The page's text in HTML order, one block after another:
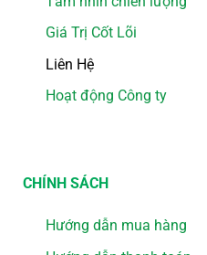
Giá Trị Cốt Lõi
Liên Hệ
Hoạt động Công ty
CHÍNH SÁCH
Hướng dẫn mua hàng